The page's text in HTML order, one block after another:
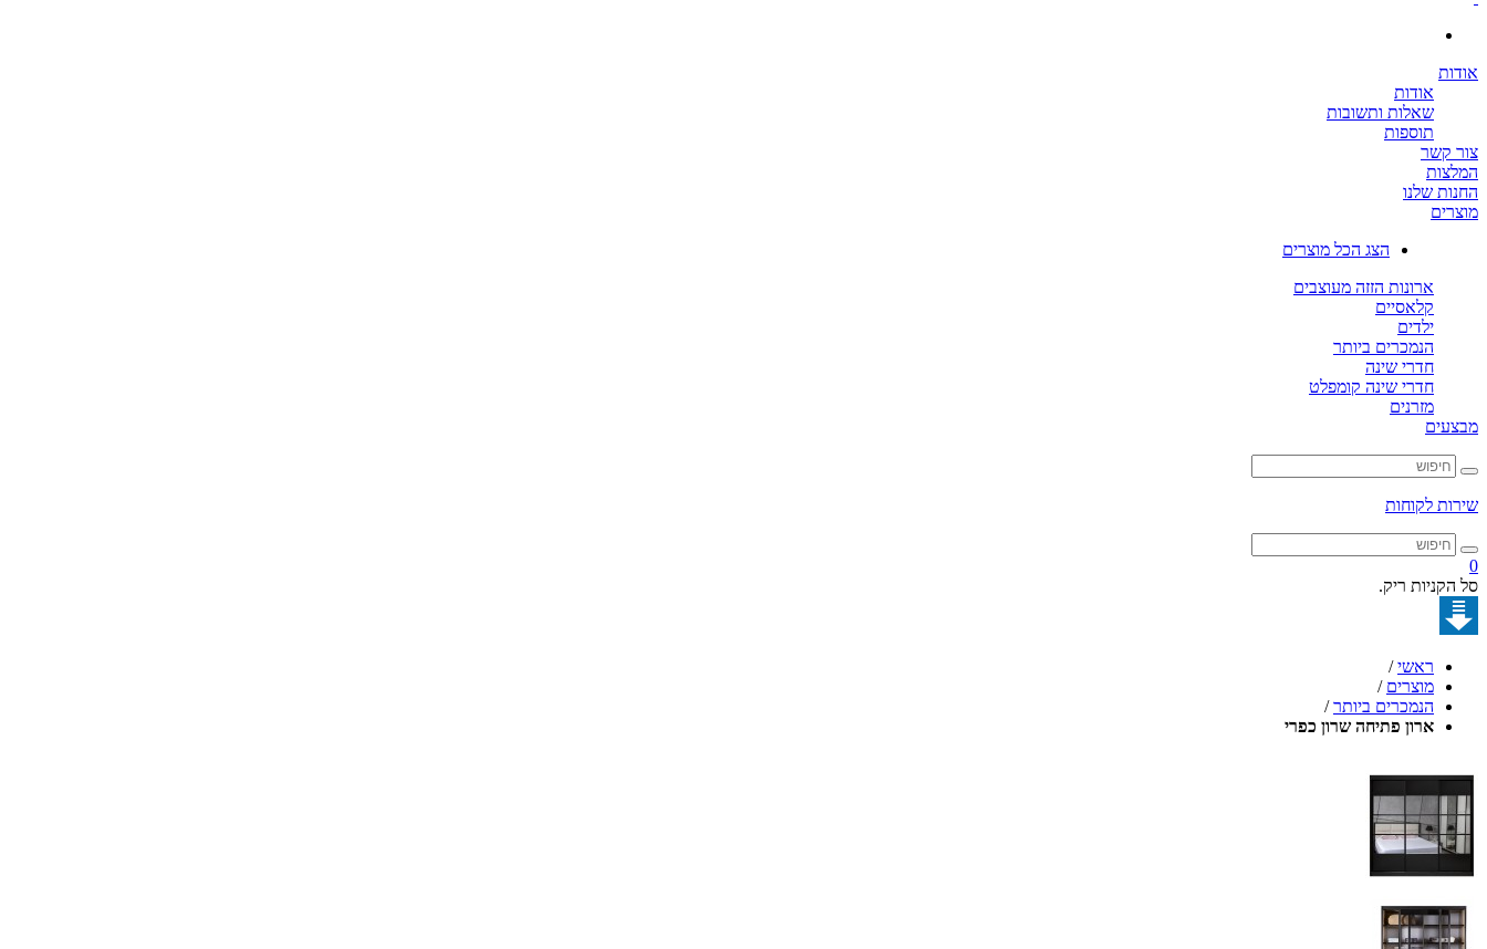
אודות
אודות
שאלות ותשובות
תוספות
צור קשר
המלצות
החנות שלנו
מוצרים
הצג הכל מוצרים
ארונות הזזה מעוצבים
קלאסיים
ילדים
הנמכרים ביותר
חדרי שינה
חדרי שינה קומפלט
מזרנים
מבצעים
שירות לקוחות
0
סל הקניות ריק.
ראשי /
מוצרים /
הנמכרים ביותר /
ארון פתיחה שרון כפרי